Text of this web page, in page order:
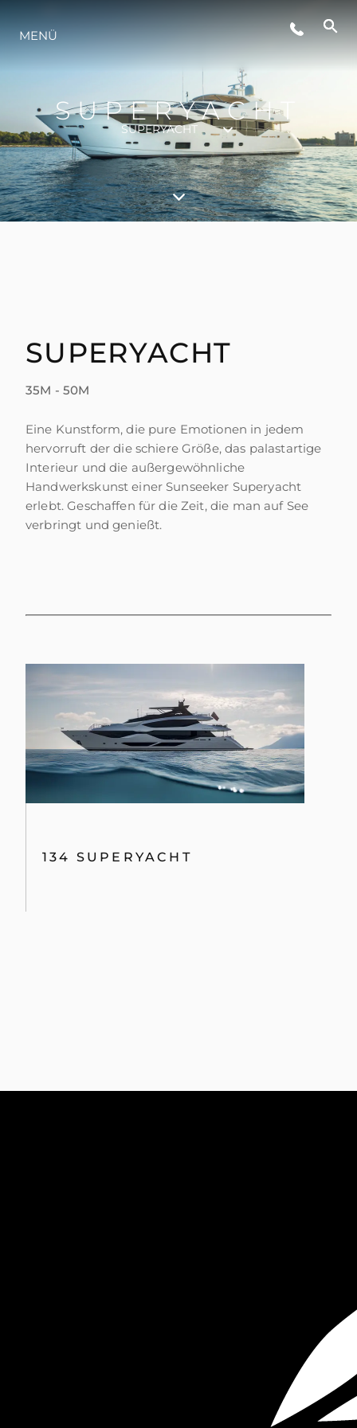
LIFESTYLE
INNOVATION
DIE FIRMA
DAS TEAM
MENÜ
SUPERYACHT
SUPERYACHT
SUPERYACHT
35M - 50M
Eine Kunstform, die pure Emotionen in jedem
hervorruft der die schiere Größe, das palastartige
Interieur und die außergewöhnliche
Handwerkskunst einer Sunseeker Superyacht
erlebt. Geschaffen für die Zeit, die man auf See
verbringt und genießt.
134 SUPERYACHT